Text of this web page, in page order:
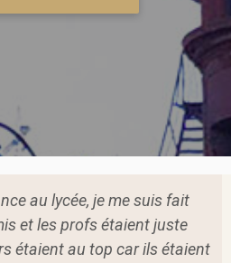
au lycée, je me suis fait
et les profs étaient juste
étaient au top car ils étaient